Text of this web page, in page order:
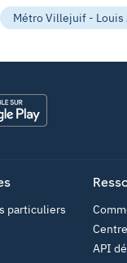
Métro Villejuif - Louis
particuliers
API